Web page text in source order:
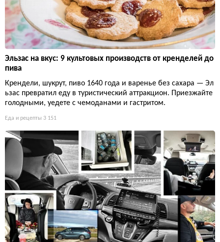
Эльзас на вкус: 9 культовых производств от кренделей до
пива
Крендели, шукрут, пиво 1640 года и варенье без сахара — Эл
ьзас превратил еду в туристический аттракцион. Приезжайте
голодными, уедете с чемоданами и гастритом.
Еда и рецепты 3 151